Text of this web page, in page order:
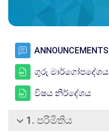
ANNOUNCEMENTS
ගුරු මාර්ගෝපදේශය
විෂය නිර්දේශය
சுருக்கு
1. පරිමිතිය